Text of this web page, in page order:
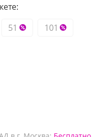
51 101